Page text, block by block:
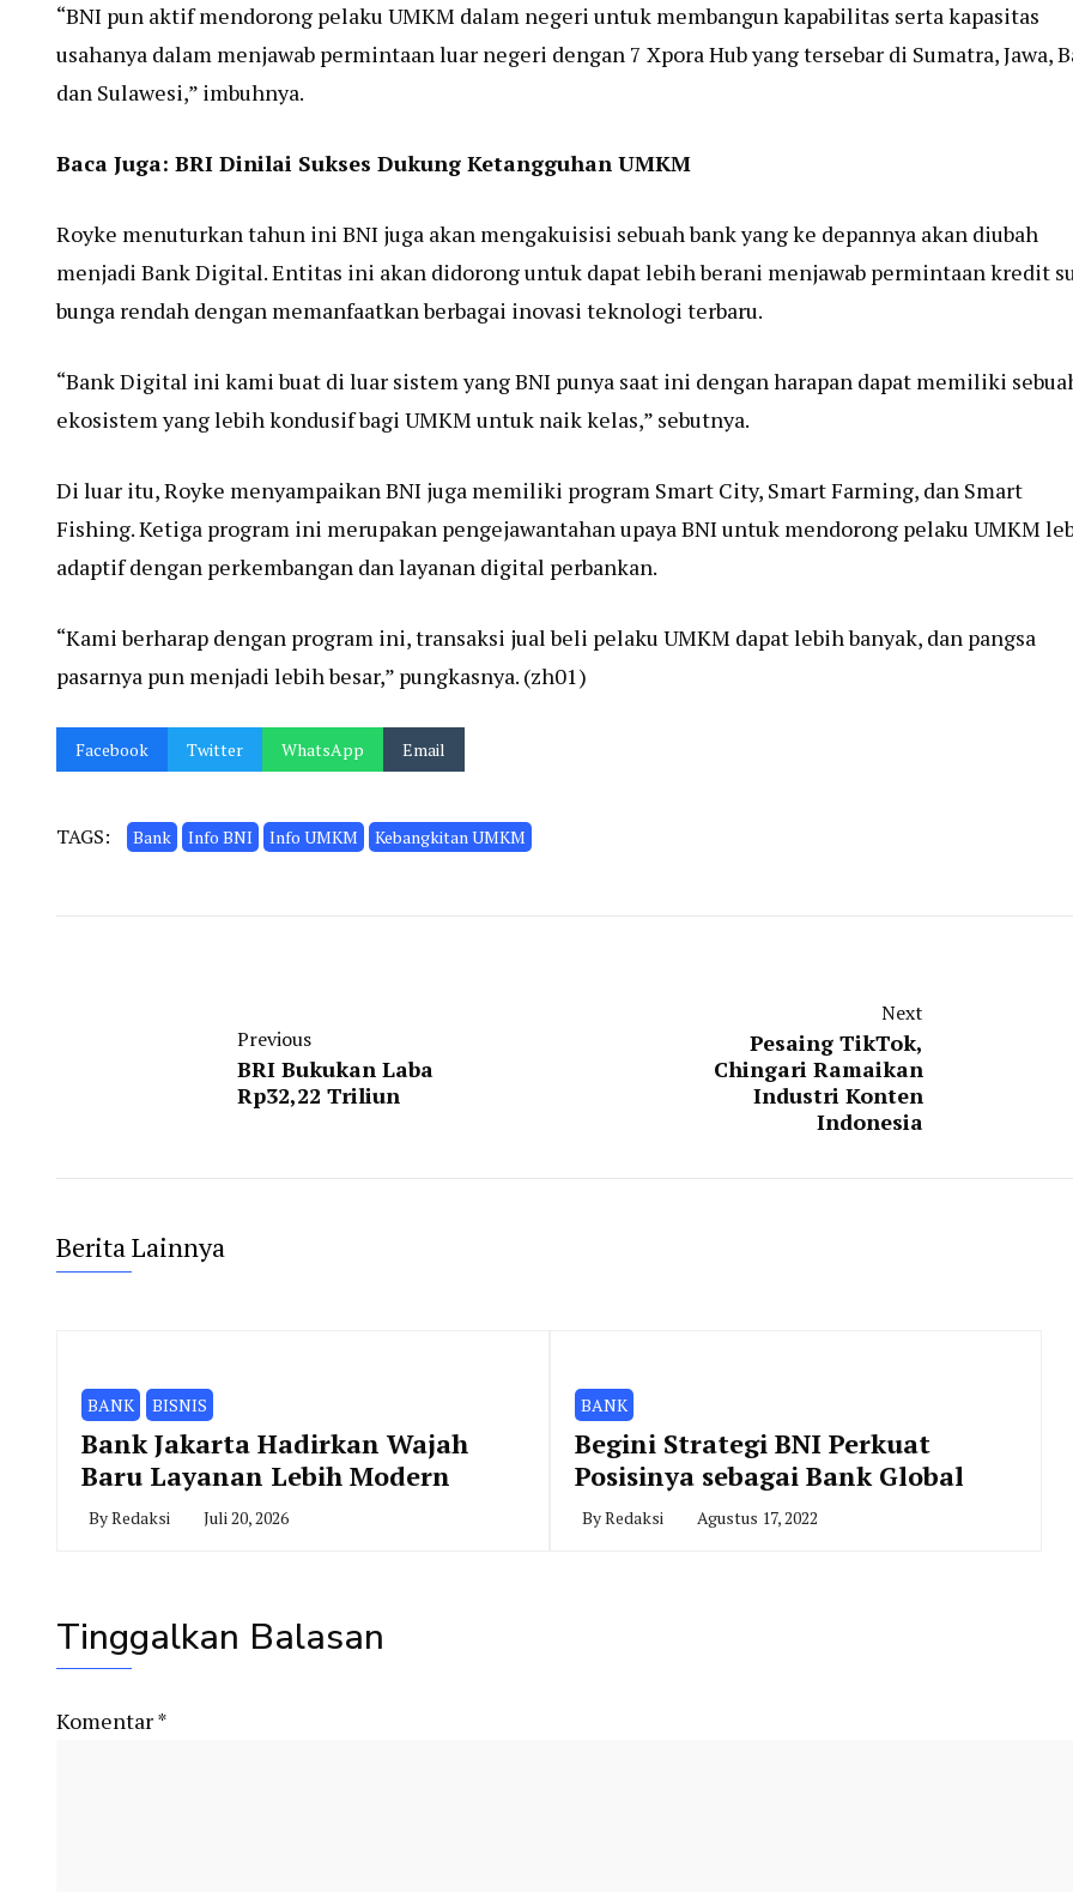
“BNI pun aktif mendorong pelaku UMKM dalam negeri untuk membangun kapabilitas serta kapasitas
usahanya dalam menjawab permintaan luar negeri dengan 7 Xpora Hub yang tersebar di Sumatra, Jawa,
dan Sulawesi,” imbuhnya.
Baca Juga: BRI Dinilai Sukses Dukung Ketangguhan UMKM
Royke menuturkan tahun ini BNI juga akan mengakuisisi sebuah bank yang ke depannya akan diubah
menjadi Bank Digital. Entitas ini akan didorong untuk dapat lebih berani menjawab permintaan kredit
bunga rendah dengan memanfaatkan berbagai inovasi teknologi terbaru.
“Bank Digital ini kami buat di luar sistem yang BNI punya saat ini dengan harapan dapat memiliki
ekosistem yang lebih kondusif bagi UMKM untuk naik kelas,” sebutnya.
Di luar itu, Royke menyampaikan BNI juga memiliki program Smart City, Smart Farming, dan Smart
Fishing. Ketiga program ini merupakan pengejawantahan upaya BNI untuk mendorong pelaku UMKM
adaptif dengan perkembangan dan layanan digital perbankan.
“Kami berharap dengan program ini, transaksi jual beli pelaku UMKM dapat lebih banyak, dan pangsa
pasarnya pun menjadi lebih besar,” pungkasnya. (zh01)
Facebook Twitter WhatsApp Email
TAGS: Bank Info BNI Info UMKM Kebangkitan UMKM
Previous
BRI Bukukan Laba
Rp32,22 Triliun
Next
Pesaing TikTok,
Chingari Ramaikan
Industri Konten
Indonesia
Berita Lainnya
BANK BISNIS
Bank Jakarta Hadirkan Wajah
Baru Layanan Lebih Modern
ByRedaksi Juli 20, 2026
BANK
Begini Strategi BNI Perkuat
Posisinya sebagai Bank Global
ByRedaksi Agustus 17, 2022
Tinggalkan Balasan
Komentar*